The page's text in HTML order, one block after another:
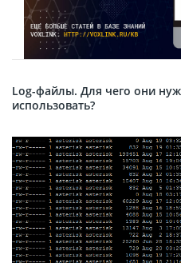
Log-файлы. Для чего они
использовать?